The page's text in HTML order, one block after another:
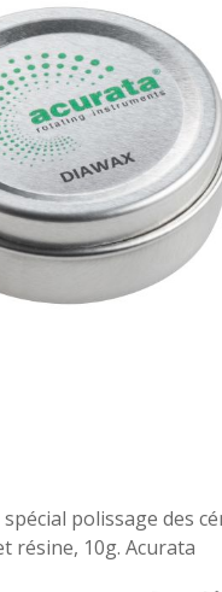
polissage des
résine, 10g. Acurata